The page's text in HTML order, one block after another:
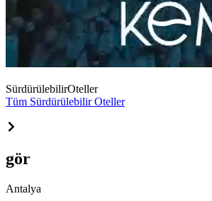
SürdürülebilirOteller
Tüm Sürdürülebilir Oteller
gör
Antalya